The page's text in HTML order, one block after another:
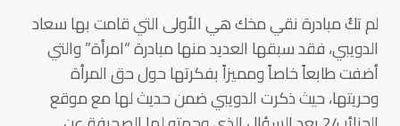
لم تكُ مبادرة نقي مخك هي الأولى التي قامت بها سعاد
الدويبي، فقد سبقها العديد منها مبادرة “امرأة” والتي
أضفت طابعاً خاصاً ومميزاً بفكرتها حول حق المرأة
وحريتها، حيث ذكرت الدويبي ضمن حديث لها مع موقع